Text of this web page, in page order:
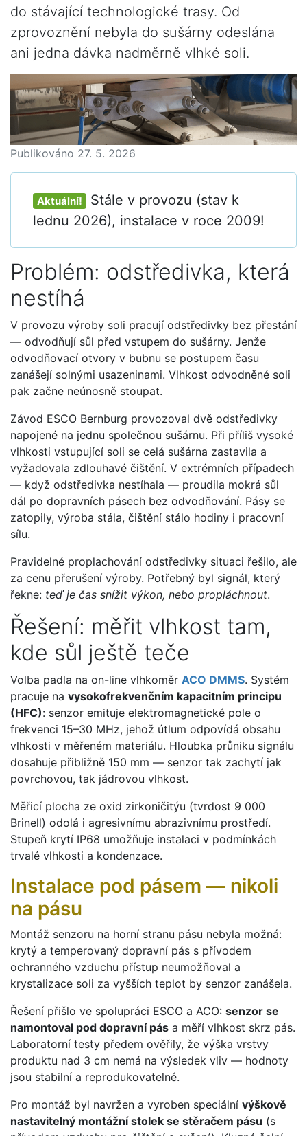
do stávající technologické trasy. Od
zprovoznění nebyla do sušárny odeslána
ani jedna dávka nadměrně vlhké soli.
Publikováno 27. 5. 2026
Aktuální!
Stále v provozu (stav k
lednu 2026), instalace v roce 2009!
Problém: odstředivka, která
nestíhá
V provozu výroby soli pracují odstředivky bez přestání
— odvodňují sůl před vstupem do sušárny. Jenže
odvodňovací otvory v bubnu se postupem času
zanášejí solnými usazeninami. Vlhkost odvodněné soli
pak začne neúnosně stoupat.
Závod ESCO Bernburg provozoval dvě odstředivky
napojené na jednu společnou sušárnu. Při příliš vysoké
vlhkosti vstupující soli se celá sušárna zastavila a
vyžadovala zdlouhavé čištění. V extrémních případech
— když odstředivka nestíhala — proudila mokrá sůl
dál po dopravních pásech bez odvodňování. Pásy se
zatopily, výroba stála, čištění stálo hodiny i pracovní
sílu.
Pravidelné proplachování odstředivky situaci řešilo, ale
za cenu přerušení výroby. Potřebný byl signál, který
řekne: teď je čas snížit výkon, nebo propláchnout.
Řešení: měřit vlhkost tam,
kde sůl ještě teče
Volba padla na on-line vlhkoměr ACO DMMS. Systém
pracuje na vysokofrekvenčním kapacitním principu
(HFC): senzor emituje elektromagnetické pole o
frekvenci 15–30 MHz, jehož útlum odpovídá obsahu
vlhkosti v měřeném materiálu. Hloubka průniku signálu
dosahuje přibližně 150 mm — senzor tak zachytí jak
povrchovou, tak jádrovou vlhkost.
Měřicí plocha ze oxid zirkoničitýu (tvrdost 9 000
Brinell) odolá i agresivnímu abrazivnímu prostředí.
Stupeň krytí IP68 umožňuje instalaci v podmínkách
trvalé vlhkosti a kondenzace.
Instalace pod pásem — nikoli
na pásu
Montáž senzoru na horní stranu pásu nebyla možná:
krytý a temperovaný dopravní pás s přívodem
ochranného vzduchu přístup neumožňoval a
krystalizace soli za vyšších teplot by senzor zanášela.
Řešení přišlo ve spolupráci ESCO a ACO: senzor se
namontoval pod dopravní pás a měří vlhkost skrz pás.
Laboratorní testy předem ověřily, že výška vrstvy
produktu nad 3 cm nemá na výsledek vliv — hodnoty
jsou stabilní a reprodukovatelné.
Pro montáž byl navržen a vyroben speciální výškově
nastavitelný montážní stolek se stěračem pásu (s